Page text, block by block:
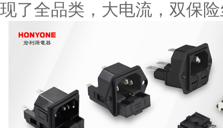
现了全品类，大电流，双保